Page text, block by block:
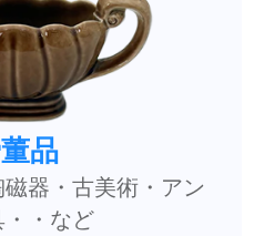
品
器・古美術・アン
・など